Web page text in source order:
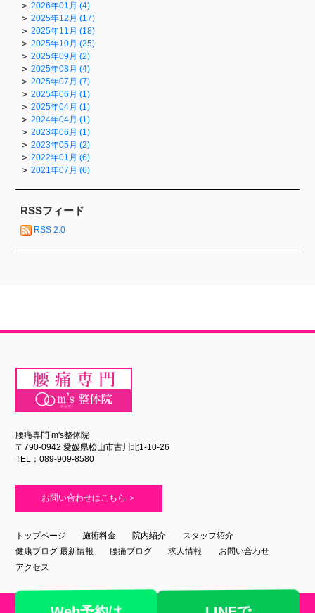
2026年01月 (4)
2025年12月 (17)
2025年11月 (18)
2025年10月 (25)
2025年09月 (2)
2025年08月 (4)
2025年07月 (7)
2025年06月 (1)
2025年04月 (1)
2024年04月 (1)
2023年06月 (1)
2023年05月 (2)
2022年01月 (6)
2021年07月 (6)
RSSフィード
RSS 2.0
腰痛専門 m's整体院
〒790-0942 愛媛県松山市古川北1-10-26
TEL：089-909-8580
お問い合わせはこちら ＞
トップページ 施術料金 院内紹介
スタッフ紹介
健康ブログ 最新情報
腰痛ブログ 求人情報
お問い合わせ
アクセス
Copyright ©